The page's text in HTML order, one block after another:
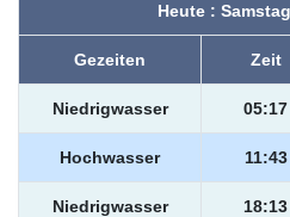
Heute :
Gezeiten Zeit
Niedrigwasser 05:17
Hochwasser 11:43
Niedrigwasser 18:13